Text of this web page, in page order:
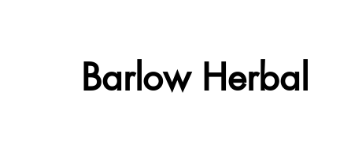
Barlow Herbal